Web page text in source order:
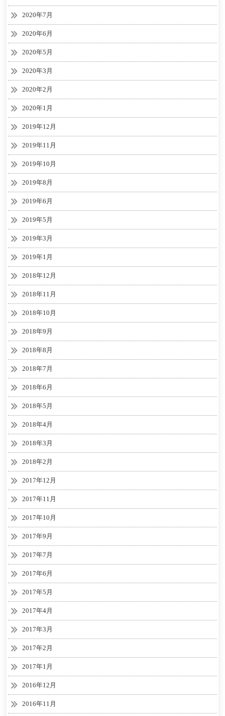
2020年7月
2020年6月
2020年5月
2020年3月
2020年2月
2020年1月
2019年12月
2019年11月
2019年10月
2019年8月
2019年6月
2019年5月
2019年3月
2019年1月
2018年12月
2018年11月
2018年10月
2018年9月
2018年8月
2018年7月
2018年6月
2018年5月
2018年4月
2018年3月
2018年2月
2017年12月
2017年11月
2017年10月
2017年9月
2017年7月
2017年6月
2017年5月
2017年4月
2017年3月
2017年2月
2017年1月
2016年12月
2016年11月